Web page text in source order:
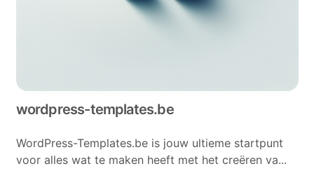
wordpress-templates.be
WordPress-Templates.be is jouw ultieme startpunt
voor alles wat te maken heeft met het creëren va...